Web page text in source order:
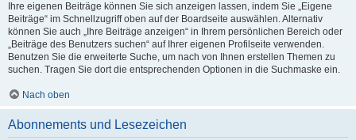
Ihre eigenen Beiträge können Sie sich anzeigen lassen, indem Sie „Eigene
Beiträge“ im Schnellzugriff oben auf der Boardseite auswählen. Alternativ
können Sie auch „Ihre Beiträge anzeigen“ in Ihrem persönlichen Bereich oder
„Beiträge des Benutzers suchen“ auf Ihrer eigenen Profilseite verwenden.
Benutzen Sie die erweiterte Suche, um nach von Ihnen erstellen Themen zu
suchen. Tragen Sie dort die entsprechenden Optionen in die Suchmaske ein.
Nach oben
Abonnements und Lesezeichen